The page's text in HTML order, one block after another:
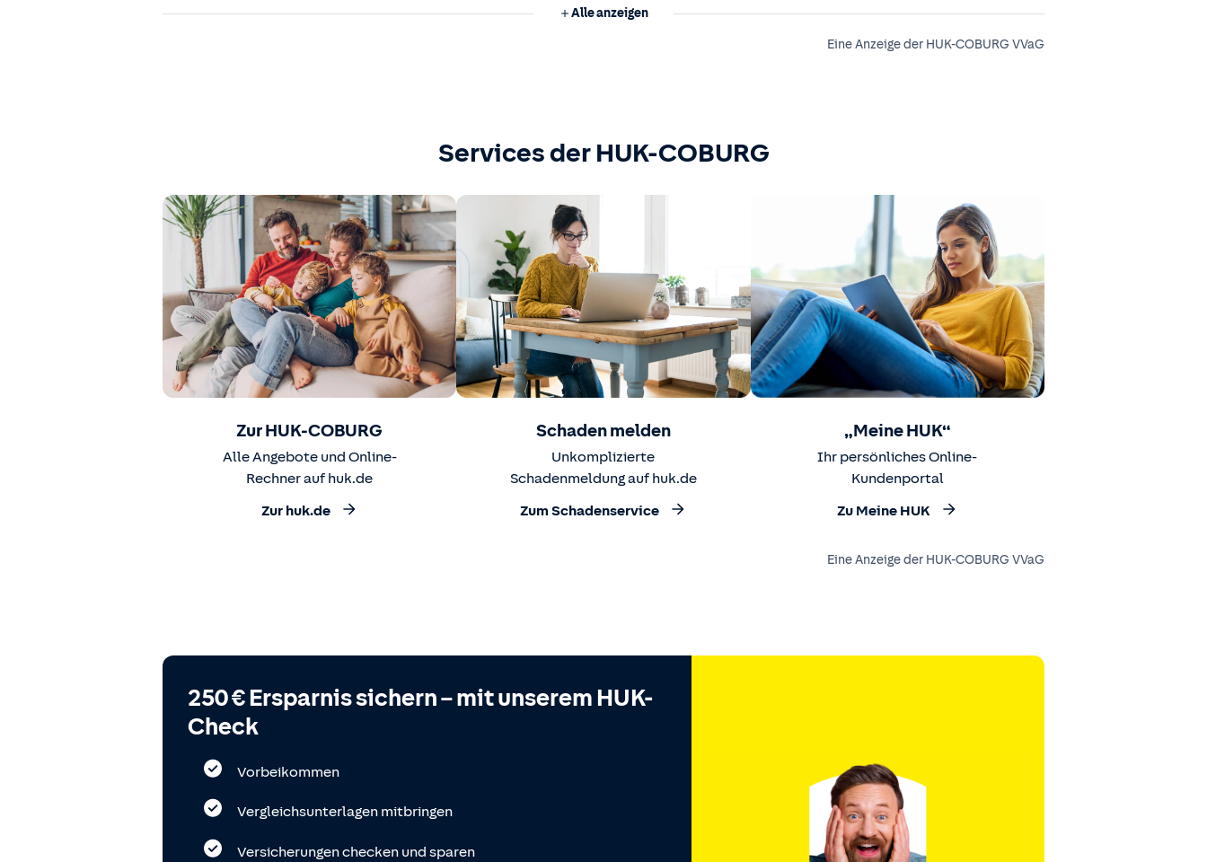
Alle anzeigen
Eine Anzeige der HUK-COBURG VVaG
Services der HUK-COBURG
Zur HUK-COBURG
Alle Angebote und Online-
Rechner auf huk.de
Zur huk.de
Schaden melden
Unkomplizierte
Schadenmeldung auf huk.de
Zum Schadenservice
„Meine HUK“
Ihr persönliches Online-
Kundenportal
Zu Meine HUK
Eine Anzeige der HUK-COBURG VVaG
250 € Ersparnis sichern – mit unserem HUK-
Check
Vorbeikommen
Vergleichsunterlagen mitbringen
Versicherungen checken und sparen